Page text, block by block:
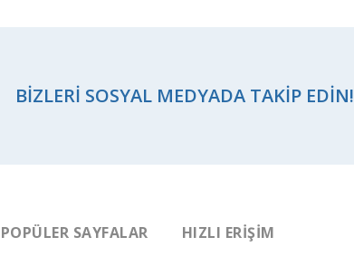
BIZLERI SOSYAL MEDYADA TAKIP EDIN!
POPÜLER SAYFALAR HIZLI ERIŞIM